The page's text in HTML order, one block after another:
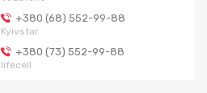
+380 (68) 552-99-88
Kyivstar
+380 (73) 552-99-88
lifecell